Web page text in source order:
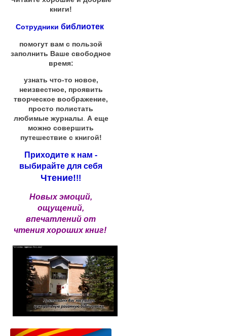
книги!
Сотрудники библиотек
помогут вам с пользой
заполнить Ваше свободное
время:
узнать что-то новое,
неизвестное, проявить
творческое воображение,
просто полистать
любимые журналы А еще
можно совершить
путешествие с книгой!
Приходите к нам -
выбирайте для себя
Чтение!!!
Новых эмоций,
ощущений,
впечатлений от
чтения хороших книг!